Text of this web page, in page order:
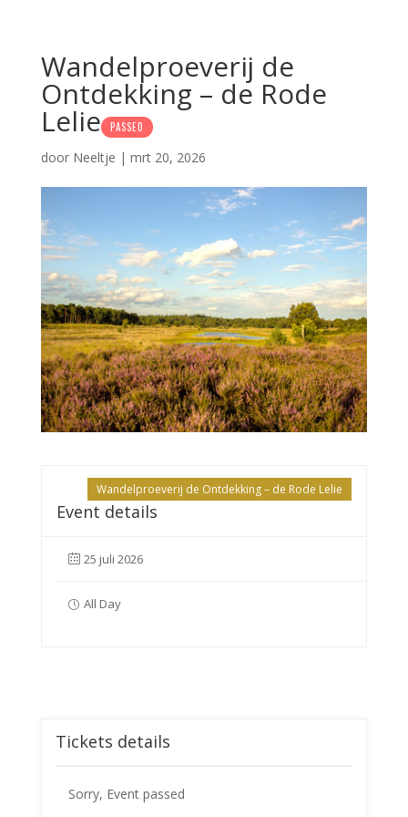
Wandelproeverij de
Ontdekking – de Rode
Lelie PASSED
door Neeltje | mrt 20, 2026
Wandelproeverij de Ontdekking – de Rode Lelie
Event details
25 juli 2026
All Day
Tickets details
Sorry, Event passed